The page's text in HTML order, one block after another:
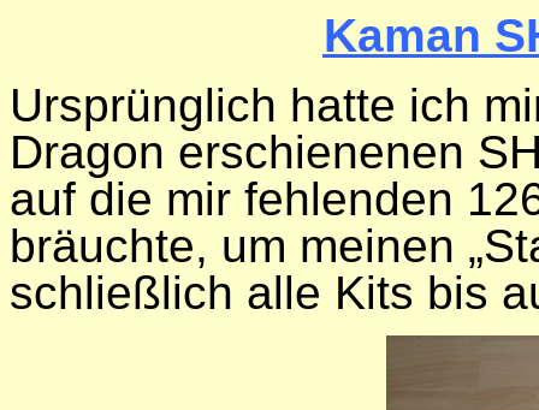
Kaman
Ursprünglich hatte ich
Dragon erschienenen
auf die mir fehlenden
bräuchte, um meinen
schließlich alle Kits bis